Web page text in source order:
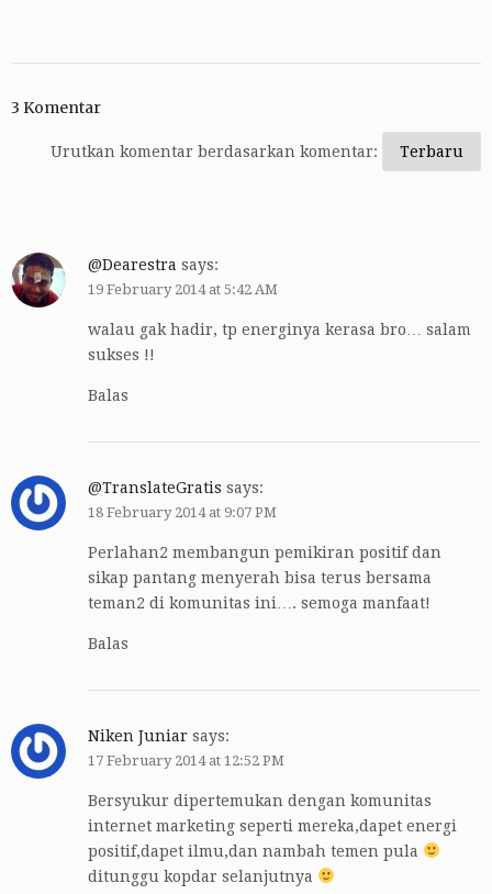
3 Komentar
Urutkan komentar berdasarkan komentar:
@Dearestra says:
19 February 2014 at 5:42 AM
walau gak hadir, tp energinya kerasa bro… salam
sukses !!
Balas
@TranslateGratis says:
18 February 2014 at 9:07 PM
Perlahan2 membangun pemikiran positif dan
sikap pantang menyerah bisa terus bersama
teman2 di komunitas ini…. semoga manfaat!
Balas
Niken Juniar says:
17 February 2014 at 12:52 PM
Bersyukur dipertemukan dengan komunitas
internet marketing seperti mereka,dapet energi
positif,dapet ilmu,dan nambah temen pula
ditunggu kopdar selanjutnya